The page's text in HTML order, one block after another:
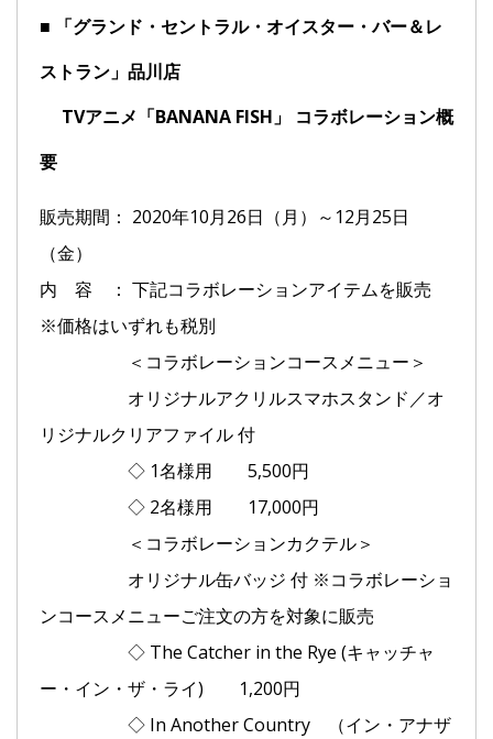
■ 「グランド・セントラル・オイスター・バー＆レ
ストラン」品川店
TVアニメ「BANANA FISH」 コラボレーション概
要
販売期間： 2020年10月26日（月）～12月25日
（金）
内 容 ： 下記コラボレーションアイテムを販売
※価格はいずれも税別
＜コラボレーションコースメニュー＞
オリジナルアクリルスマホスタンド／オ
リジナルクリアファイル 付
◇ 1名様用 5,500円
◇ 2名様用 17,000円
＜コラボレーションカクテル＞
オリジナル缶バッジ 付 ※コラボレーショ
ンコースメニューご注文の方を対象に販売
◇ The Catcher in the Rye (キャッチャ
ー・イン・ザ・ライ) 1,200円
◇ In Another Country （イン・アナザ